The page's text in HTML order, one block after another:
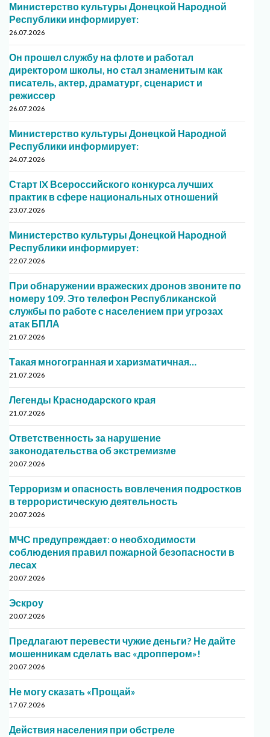
Министерство культуры Донецкой Народной
Республики информирует:
26.07.2026
Он прошел службу на флоте и работал
директором школы, но стал знаменитым как
писатель, актер, драматург, сценарист и
режиссер
26.07.2026
Министерство культуры Донецкой Народной
Республики информирует:
24.07.2026
Старт IX Всероссийского конкурса лучших
практик в сфере национальных отношений
23.07.2026
Министерство культуры Донецкой Народной
Республики информирует:
22.07.2026
При обнаружении вражеских дронов звоните по
номеру 109. Это телефон Республиканской
службы по работе с населением при угрозах
атак БПЛА
21.07.2026
Такая многогранная и харизматичная…
21.07.2026
Легенды Краснодарского края
21.07.2026
Ответственность за нарушение
законодательства об экстремизме
20.07.2026
Терроризм и опасность вовлечения подростков
в террористическую деятельность
20.07.2026
МЧС предупреждает: о необходимости
соблюдения правил пожарной безопасности в
лесах
20.07.2026
Эскроу
20.07.2026
Предлагают перевести чужие деньги? Не дайте
мошенникам сделать вас «дроппером»!
20.07.2026
Не могу сказать «Прощай»
17.07.2026
Действия населения при обстреле